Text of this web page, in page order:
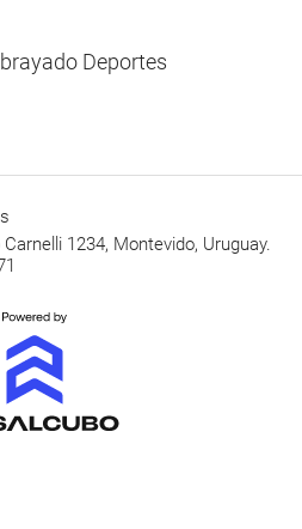
Deportes
1234, Montevido, Uruguay.